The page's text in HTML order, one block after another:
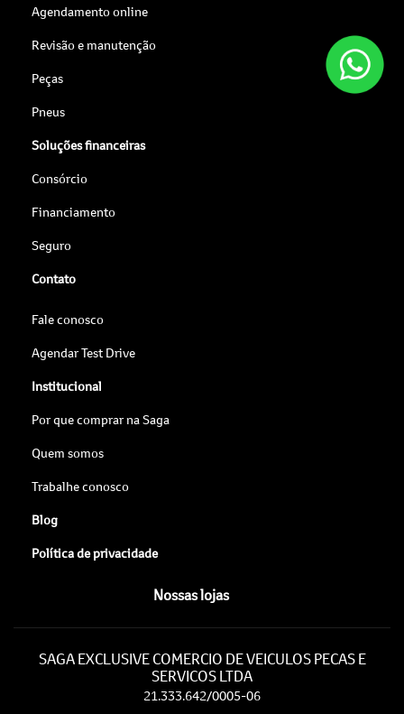
Agendamento online
Revisão e manutenção
Peças
Pneus
Soluções financeiras
Consórcio
Financiamento
Seguro
Contato
Fale conosco
Agendar Test Drive
Institucional
Por que comprar na Saga
Quem somos
Trabalhe conosco
Blog
Política de privacidade
Nossas lojas
SAGA EXCLUSIVE COMERCIO DE VEICULOS PECAS E
SERVICOS LTDA
21.333.642/0005-06